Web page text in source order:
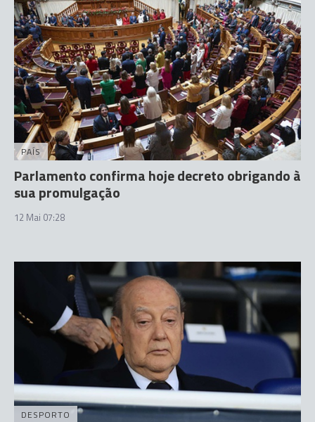
PAÍS
Parlamento confirma hoje decreto obrigando à
sua promulgação
12 Mai 07:28
DESPORTO